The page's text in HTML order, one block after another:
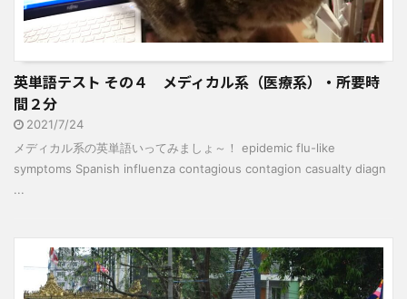
英単語テスト その４ メディカル系（医療系）・所要時
間２分
2021/7/24
メディカル系の英単語いってみましょ～！ epidemic flu-like
symptoms Spanish influenza contagious contagion casualty diagn
...